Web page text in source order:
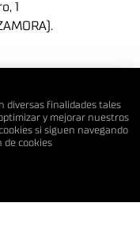
1
reservados.
diversas finalidades tales
y mejorar nuestros
si siguen navegando
de cookies